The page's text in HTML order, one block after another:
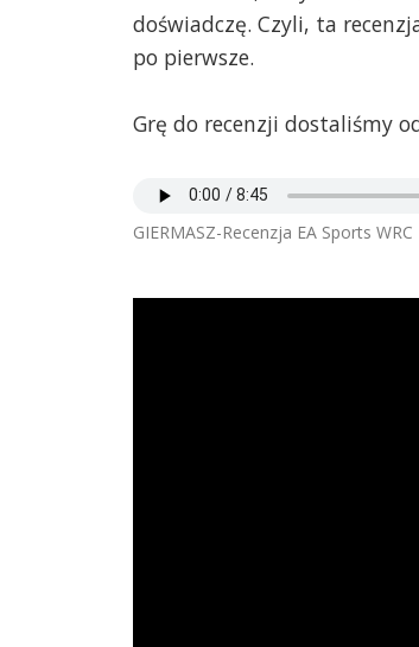
doświadczę. Czyli, ta
po pierwsze.
Grę do recenzji dostaliśmy
GIERMASZ-Recenzja EA Sports WRC